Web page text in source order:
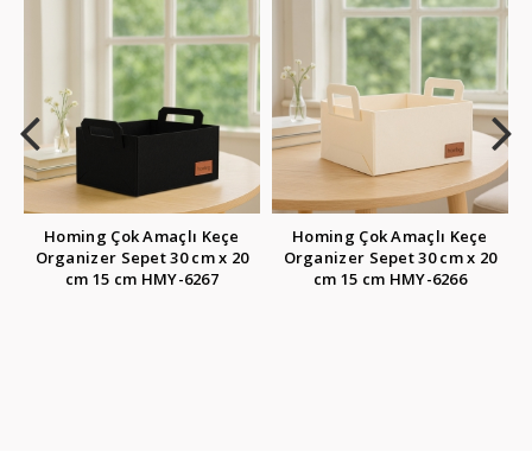
Homing Çok Amaçlı Keçe
Organizer Sepet 30 cm x 20
cm 15 cm HMY-6266
Homing Çok Amaçlı Keçe
Organizer Sepet 30 cm x 20
cm 15 cm HMY-6259